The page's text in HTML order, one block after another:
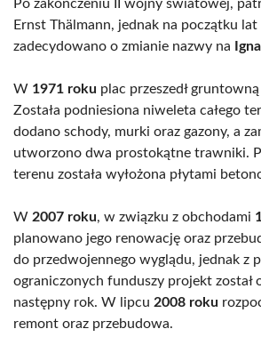
Po zakończeniu II wojny światowej,
Ernst Thälmann, jednak na początku
zadecydowano o zmianie nazwy na
W 1971 roku plac przeszedł
Została podniesiona niweleta całego
dodano schody, murki oraz gazony, a
utworzono dwa prostokątne trawniki.
terenu została wyłożona płytami
W 2007 roku, w związku z obchodami
planowano jego renowację oraz
do przedwojennego wyglądu, jednak z
ograniczonych funduszy projekt został
następny rok. W lipcu 2008 roku
remont oraz przebudowa.